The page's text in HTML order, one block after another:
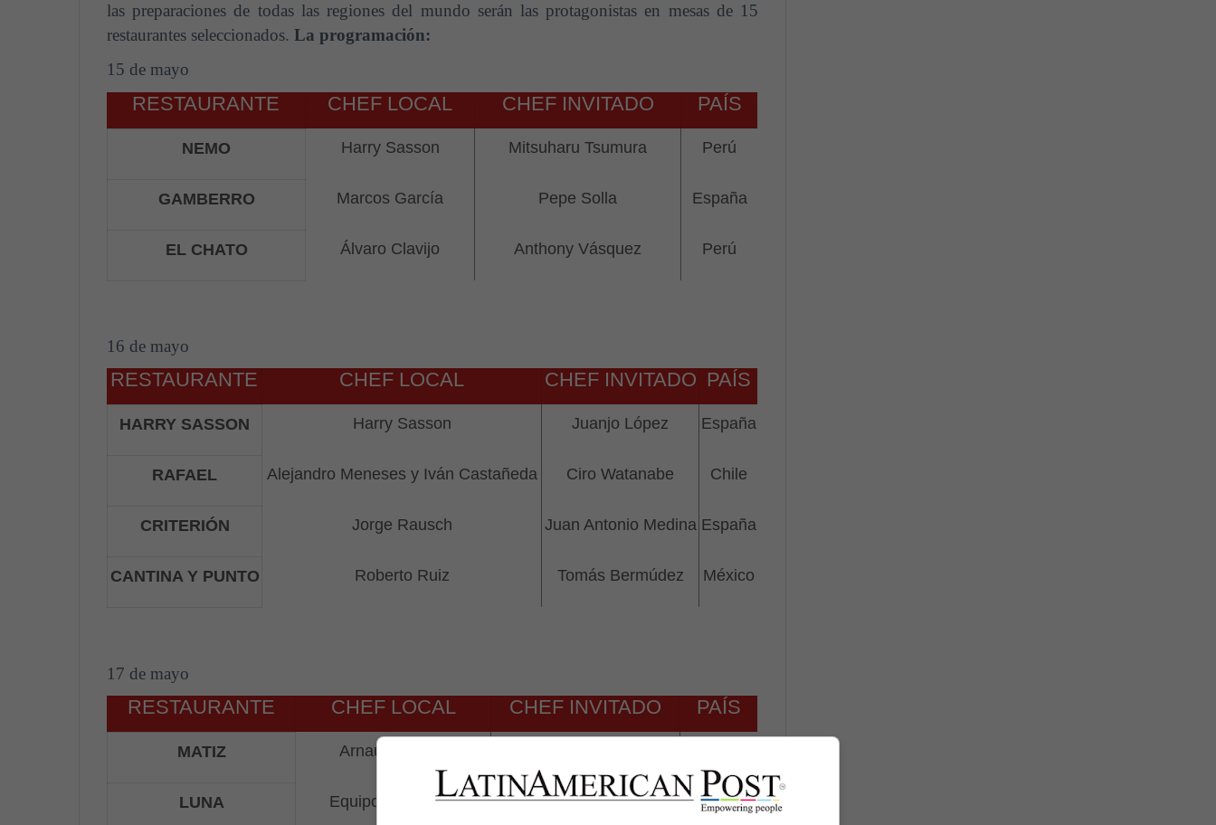
las preparaciones de todas las regiones del mundo serán las protagonistas en mesas de 15
restaurantes seleccionados. La programación:
15 de mayo
RESTAURANTE CHEF LOCAL CHEF INVITADO PAÍS
NEMO Harry Sasson Mitsuharu Tsumura Perú
GAMBERRO Marcos García Pepe Solla España
EL CHATO Álvaro Clavijo Anthony Vásquez Perú
16 de mayo
RESTAURANTE CHEF LOCAL CHEF INVITADO PAÍS
HARRY SASSON Harry Sasson Juanjo López España
RAFAEL Alejandro Meneses y Iván Castañeda Ciro Watanabe Chile
CRITERIÓN Jorge Rausch Juan Antonio Medina España
CANTINA Y PUNTO Roberto Ruiz Tomás Bermúdez México
17 de mayo
RESTAURANTE CHEF LOCAL CHEF INVITADO PAÍS
MATIZ Arnau Barenys
LUNA Equipo de Cocina Carlos García USA